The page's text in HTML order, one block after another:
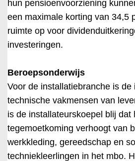
hun pensioenvoorziening
een maximale korting van 34,5
ruimte op voor
investeringen.
Beroepsonderwijs
Voor de installatiebranche is de
technische vakmensen van
is de installateurskoepel blij dat
tegemoetkoming verhoogt van
werkkleding, gereedschap en
techniekleerlingen in het mbo.